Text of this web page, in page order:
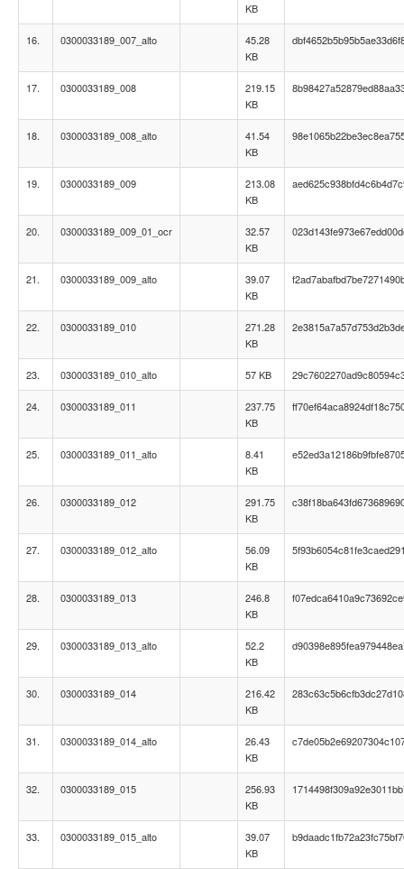
KB
16. 0300033189_007_alto
45.28
KB
17. 0300033189_008
219.15
KB
18. 0300033189_008_alto
41.54
KB
19. 0300033189_009
213.08
KB
20. 0300033189_009_01_ocr
32.57
KB
21. 0300033189_009_alto
39.07
KB
22. 0300033189_010
271.28
KB
23. 0300033189_010_alto 57 KB
24. 0300033189_011
237.75
KB
25. 0300033189_011_alto
8.41
KB
26. 0300033189_012
291.75
KB
27. 0300033189_012_alto
56.09
KB
28. 0300033189_013
246.8
KB
29. 0300033189_013_alto
52.2
KB
30. 0300033189_014
216.42
KB
31. 0300033189_014_alto
26.43
KB
32. 0300033189_015
256.93
KB
33. 0300033189_015_alto
39.07
KB